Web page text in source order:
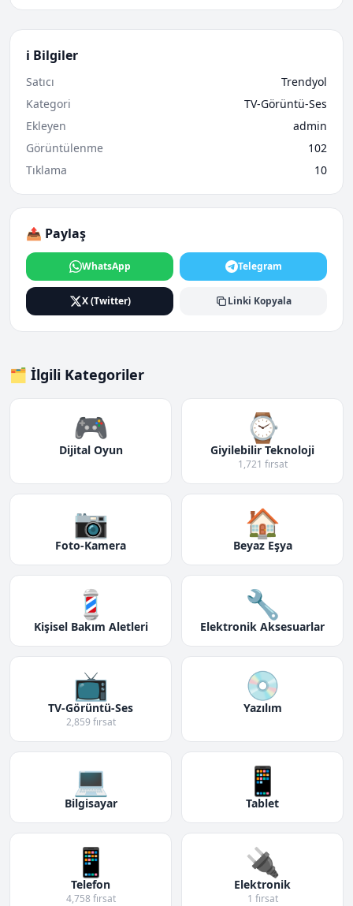
ℹ️ Bilgiler
Satıcı
Trendyol
Kategori
TV-Görüntü-Ses
Ekleyen
admin
Görüntülenme
102
Tıklama
10
📤 Paylaş
WhatsApp Telegram
X (Twitter) Linki Kopyala
🗂️ İlgili Kategoriler
🎮
Dijital Oyun
⌚
Giyilebilir Teknoloji
1,721 fırsat
📷
Foto-Kamera
🏠
Beyaz Eşya
💈
Kişisel Bakım Aletleri
🔧
Elektronik Aksesuarlar
📺
TV-Görüntü-Ses
2,859 fırsat
💿
Yazılım
💻
Bilgisayar
📱
Tablet
📱
Telefon
4,758 fırsat
🔌
Elektronik
1 fırsat